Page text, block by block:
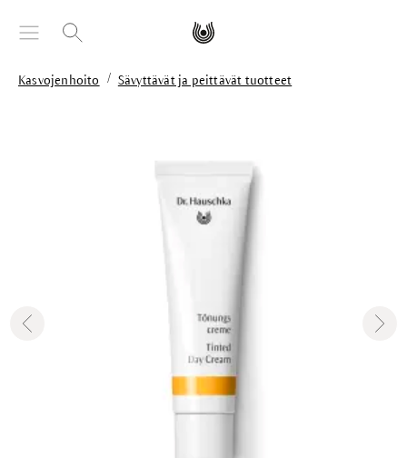
Kasvojenhoito / Sävyttävät ja peittävät tuotteet